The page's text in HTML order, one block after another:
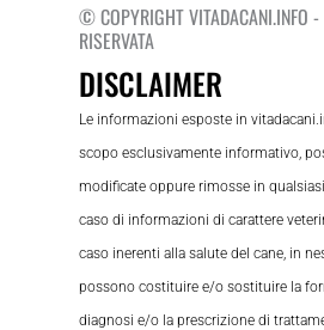
© COPYRIGHT VITADACANI.INFO -
RISERVATA
DISCLAIMER
Le informazioni esposte in
scopo esclusivamente informativo,
modificate oppure rimosse in
caso di informazioni di carattere
caso inerenti alla salute del cane, in
possono costituire e/o sostituire la
diagnosi e/o la prescrizione di